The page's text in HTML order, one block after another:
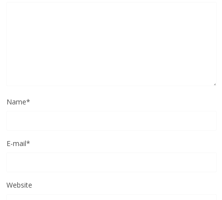
Name*
E-mail*
Website